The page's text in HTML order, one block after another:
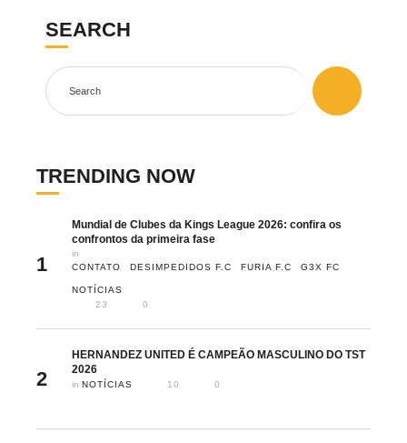
SEARCH
TRENDING NOW
1
Mundial de Clubes da Kings League 2026: confira os
confrontos da primeira fase
in
CONTATO
DESIMPEDIDOS F.C FURIA F.C G3X FC
NOTÍCIAS
23
0
2
HERNANDEZ UNITED É CAMPEÃO MASCULINO DO TST
2026
in NOTÍCIAS 10 0